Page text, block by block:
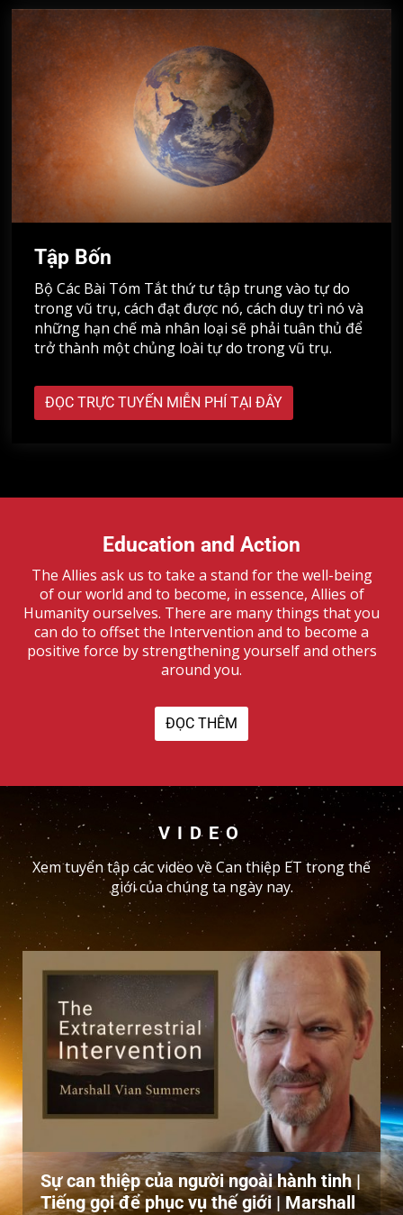
Tập Bốn
Bộ Các Bài Tóm Tắt thứ tư tập trung vào tự do
trong vũ trụ, cách đạt được nó, cách duy trì nó và
những hạn chế mà nhân loại sẽ phải tuân thủ để
trở thành một chủng loài tự do trong vũ trụ.
ĐỌC TRỰC TUYẾN MIỄN PHÍ TẠI ĐÂY
Education and Action
The Allies ask us to take a stand for the well-being
of our world and to become, in essence, Allies of
Humanity ourselves. There are many things that you
can do to offset the Intervention and to become a
positive force by strengthening yourself and others
around you.
ĐỌC THÊM
VIDEO
Xem tuyển tập các video về Can thiệp ET trong thế
giới của chúng ta ngày nay.
Sự can thiệp của người ngoài hành tinh |
Tiếng gọi để phục vụ thế giới | Marshall